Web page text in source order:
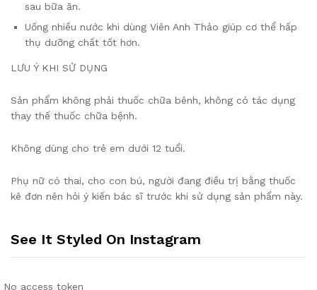
sau bữa ăn.
Uống nhiều nước khi dùng Viên Anh Thảo giúp cơ thể hấp
thụ dưỡng chất tốt hơn.
LƯU Ý KHI SỬ DỤNG
Sản phẩm không phải thuốc chữa bênh, không có tác dụng
thay thế thuốc chữa bệnh.
Không dùng cho trẻ em dưới 12 tuổi.
Phụ nữ có thai, cho con bú, người đang điều trị bằng thuốc
kê đơn nên hỏi ý kiến bác sĩ trước khi sử dụng sản phẩm này.
See It Styled On Instagram
No access token